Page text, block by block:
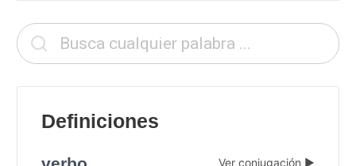
Definiciones
Ver conjugación ▶